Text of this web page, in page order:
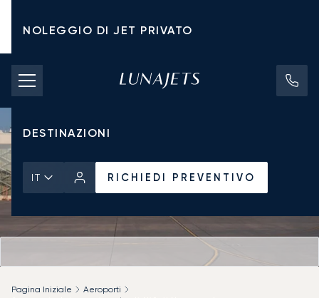
NOLEGGIO DI JET PRIVATO
TARIFFE DI NOLEGGIO
JET PRIVATI
DESTINAZIONI
IT RICHIEDI PREVENTIVO
Pagina Iniziale
Aeroporti